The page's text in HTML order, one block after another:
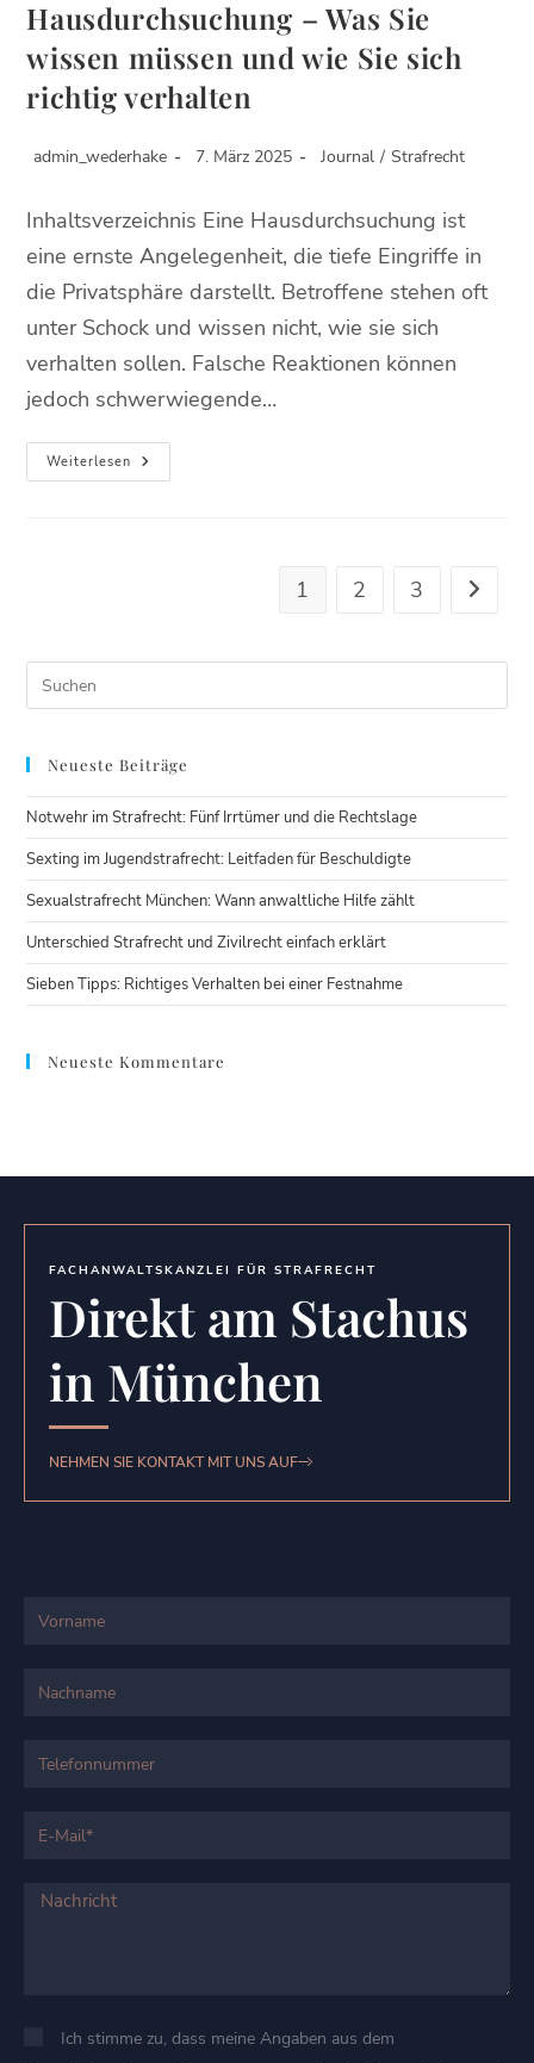
Hausdurchsuchung – Was Sie
wissen müssen und wie Sie sich
richtig verhalten
admin_wederhake 7. März 2025 Journal / Strafrecht
Inhaltsverzeichnis Eine Hausdurchsuchung ist
eine ernste Angelegenheit, die tiefe Eingriffe in
die Privatsphäre darstellt. Betroffene stehen oft
unter Schock und wissen nicht, wie sie sich
verhalten sollen. Falsche Reaktionen können
jedoch schwerwiegende…
Weiterlesen
1 2 3
Neueste Beiträge
Notwehr im Strafrecht: Fünf Irrtümer und die Rechtslage
Sexting im Jugendstrafrecht: Leitfaden für Beschuldigte
Sexualstrafrecht München: Wann anwaltliche Hilfe zählt
Unterschied Strafrecht und Zivilrecht einfach erklärt
Sieben Tipps: Richtiges Verhalten bei einer Festnahme
Neueste Kommentare
FACHANWALTSKANZLEI FÜR STRAFRECHT
Direkt am Stachus
in München
NEHMEN SIE KONTAKT MIT UNS AUF
Ich stimme zu, dass meine Angaben aus dem